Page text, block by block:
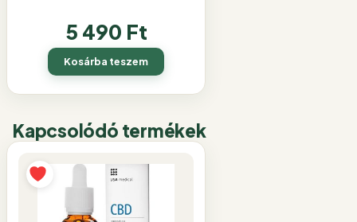
5 490 Ft
Kosárba teszem
Kapcsolódó termékek